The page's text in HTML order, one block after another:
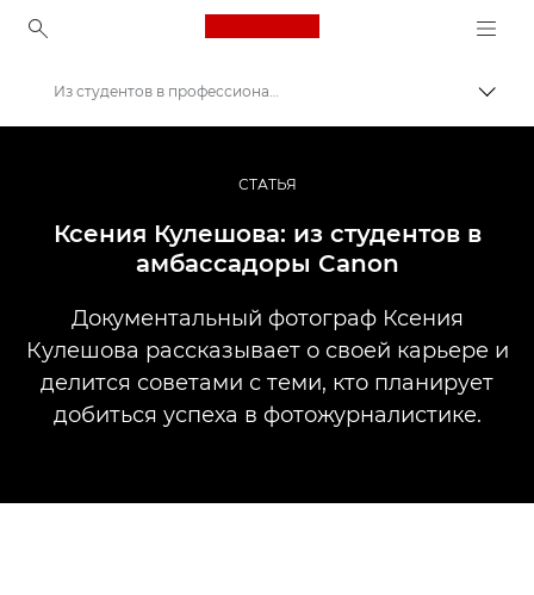
Canon Logo, back to
Профессиональная фото- и видеосъемка
Истории
Из студентов в профессиональные фотографы
СТАТЬЯ
Ксения Кулешова: из студентов в
амбассадоры Canon
Документальный фотограф Ксения
Кулешова рассказывает о своей карьере и
делится советами с теми, кто планирует
добиться успеха в фотожурналистике.